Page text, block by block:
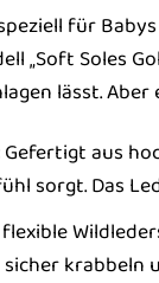
für
„Soft Soles
lässt.
Gefertigt aus
sorgt. Das